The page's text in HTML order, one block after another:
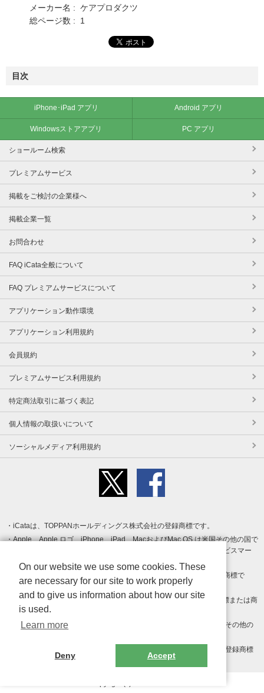
メーカー名 : ケアプロダクツ
総ページ数 : 1
目次
iPhone･iPad アプリ Android アプリ
Windowsストアアプリ PC アプリ
ショールーム検索
プレミアムサービス
掲載をご検討の企業様へ
掲載企業一覧
お問合わせ
FAQ iCata全般について
FAQ プレミアムサービスについて
アプリケーション動作環境
アプリケーション利用規約
会員規約
プレミアムサービス利用規約
特定商法取引に基づく表記
個人情報の取扱いについて
ソーシャルメディア利用規約
iCataは、TOPPANホールディングス株式会社の登録商標です。
Apple、Apple ロゴ、iPhone、iPad、MacおよびMac OS は米国その他の国で
登録された Apple Inc. の商標です。App Store は Apple Inc. のサービスマー
クです。
Android、Google Play および Google Play ロゴ は Google LLC の商標で
す。
Windows は Microsoft Inc.の米国およびその他の国における登録商標または商
標です。
Adobe、Adobe Reader、Adobe PDF は、Adobe Inc.の米国およびその他の
その他、記載されている会社名、商品名、ロゴは各社の商標または登録商標
On our website we use some cookies. These
are necessary for our site to work properly
and to give us information about how our site
is used.
Learn more
Deny Accept